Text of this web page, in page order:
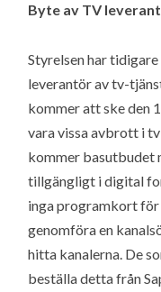
Byte av TV
Styrelsen har
leverantör av tv-
kommer att ske den
vara vissa avbrott i
kommer basutbudet
tillgängligt i digital
inga programkort
genomföra en
hitta kanalerna. De
beställa detta från